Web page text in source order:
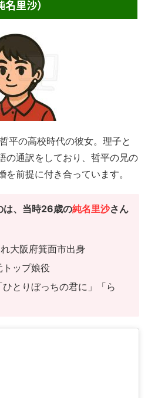
里沙）
平の高校時代の彼女。理子と
の通訳をしており、哲平の兄の
前提に付き合っています。
は、当時26歳の純名里沙さん
大阪府箕面市出身
ップ娘役
とりぼっちの君に」「ら